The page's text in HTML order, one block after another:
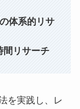
体系的リサ
間リサーチ
を実践し、レ